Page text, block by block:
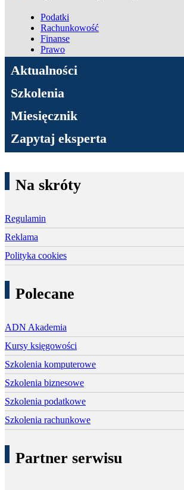
Podatki
Rachunkowość
Finanse
Prawo
ADN Podatki
Aktualności
Szkolenia
Miesięcznik
Zapytaj eksperta
Na skróty
Regulamin
Reklama
Polityka cookies
Polecane
ADN Akademia
Kursy księgowości
Szkolenia komputerowe
Szkolenia biznesowe
Szkolenia podatkowe
Szkolenia rachunkowe
Partner serwisu